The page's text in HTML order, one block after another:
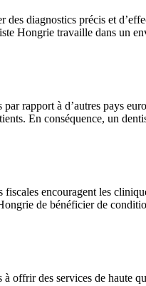
diagnostics précis et
Hongrie travaille dans un
rapport à d’autres pays
En conséquence, un
encouragent les
de bénéficier de
à offrir des services de haute